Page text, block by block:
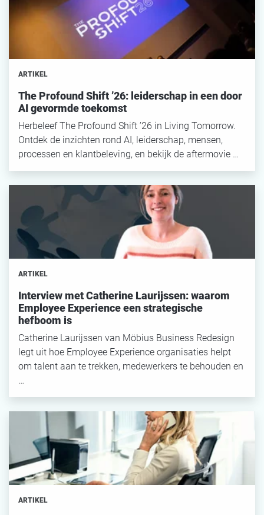
ARTIKEL
The Profound Shift ’26: leiderschap in een door
AI gevormde toekomst
Herbeleef The Profound Shift ’26 in Living Tomorrow.
Ontdek de inzichten rond AI, leiderschap, mensen,
processen en klantbeleving, en bekijk de aftermovie …
ARTIKEL
Interview met Catherine Laurijssen: waarom
Employee Experience een strategische
hefboom is
Catherine Laurijssen van Möbius Business Redesign
legt uit hoe Employee Experience organisaties helpt
om talent aan te trekken, medewerkers te behouden en
…
ARTIKEL